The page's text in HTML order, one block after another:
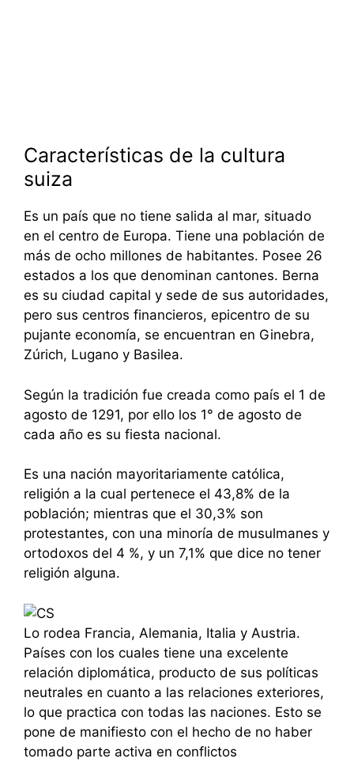
Características de la cultura
suiza
Es un país que no tiene salida al mar, situado
en el centro de Europa. Tiene una población de
más de ocho millones de habitantes. Posee 26
estados a los que denominan cantones. Berna
es su ciudad capital y sede de sus autoridades,
pero sus centros financieros, epicentro de su
pujante economía, se encuentran en Ginebra,
Zúrich, Lugano y Basilea.
Según la tradición fue creada como país el 1 de
agosto de 1291, por ello los 1° de agosto de
cada año es su fiesta nacional.
Es una nación mayoritariamente católica,
religión a la cual pertenece el 43,8% de la
población; mientras que el 30,3% son
protestantes, con una minoría de musulmanes y
ortodoxos del 4 %, y un 7,1% que dice no tener
religión alguna.
Lo rodea Francia, Alemania, Italia y Austria.
Países con los cuales tiene una excelente
relación diplomática, producto de sus políticas
neutrales en cuanto a las relaciones exteriores,
lo que practica con todas las naciones. Esto se
pone de manifiesto con el hecho de no haber
tomado parte activa en conflictos